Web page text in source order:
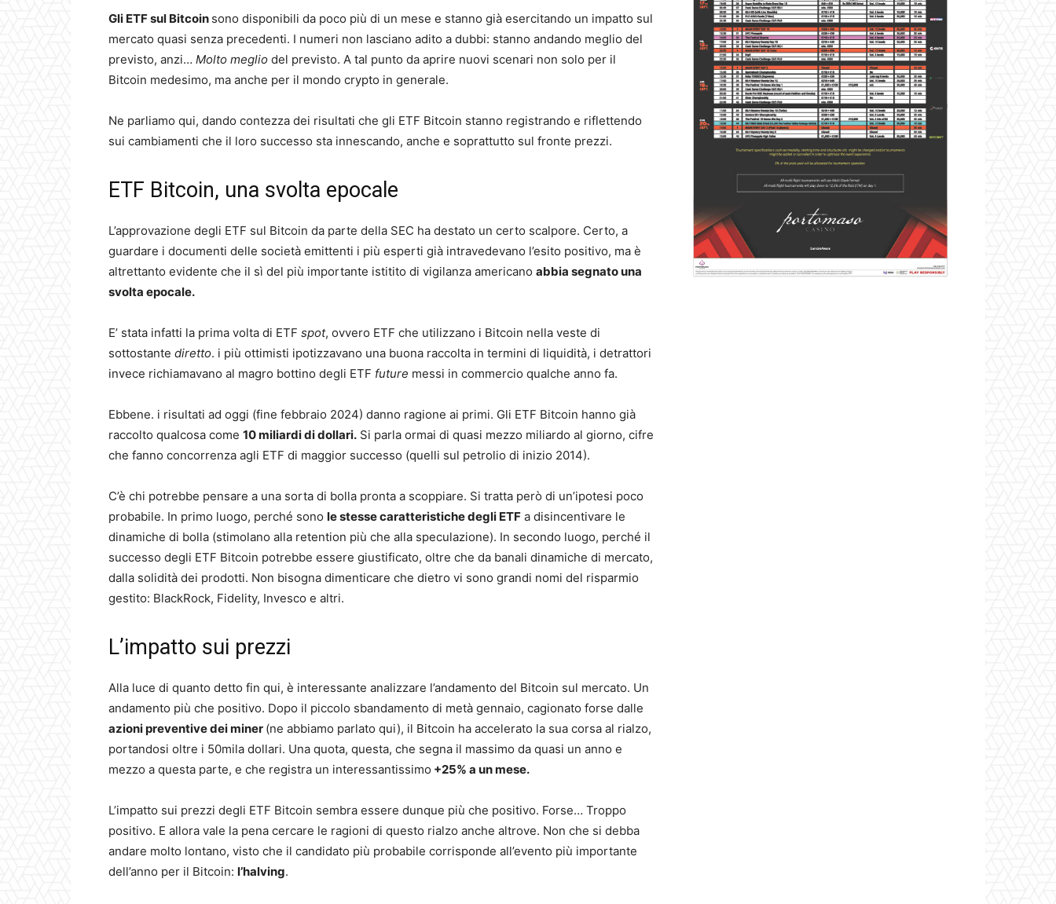
Gli ETF sul Bitcoin sono disponibili da poco più di un mese e stanno già esercitando un impatto sul
mercato quasi senza precedenti. I numeri non lasciano adito a dubbi: stanno andando meglio del
previsto, anzi… Molto meglio del previsto. A tal punto da aprire nuovi scenari non solo per il
Bitcoin medesimo, ma anche per il mondo crypto in generale.
Ne parliamo qui, dando contezza dei risultati che gli ETF Bitcoin stanno registrando e riflettendo
sui cambiamenti che il loro successo sta innescando, anche e soprattutto sul fronte prezzi.
ETF Bitcoin, una svolta epocale
L’approvazione degli ETF sul Bitcoin da parte della SEC ha destato un certo scalpore. Certo, a
guardare i documenti delle società emittenti i più esperti già intravedevano l’esito positivo, ma è
altrettanto evidente che il sì del più importante istitito di vigilanza americano abbia segnato una
svolta epocale.
E’ stata infatti la prima volta di ETF spot, ovvero ETF che utilizzano i Bitcoin nella veste di
sottostante diretto. i più ottimisti ipotizzavano una buona raccolta in termini di liquidità, i detrattori
invece richiamavano al magro bottino degli ETF future messi in commercio qualche anno fa.
Ebbene. i risultati ad oggi (fine febbraio 2024) danno ragione ai primi. Gli ETF Bitcoin hanno già
raccolto qualcosa come 10 miliardi di dollari. Si parla ormai di quasi mezzo miliardo al giorno, cifre
che fanno concorrenza agli ETF di maggior successo (quelli sul petrolio di inizio 2014).
C’è chi potrebbe pensare a una sorta di bolla pronta a scoppiare. Si tratta però di un’ipotesi poco
probabile. In primo luogo, perché sono le stesse caratteristiche degli ETF a disincentivare le
dinamiche di bolla (stimolano alla retention più che alla speculazione). In secondo luogo, perché il
successo degli ETF Bitcoin potrebbe essere giustificato, oltre che da banali dinamiche di mercato,
dalla solidità dei prodotti. Non bisogna dimenticare che dietro vi sono grandi nomi del risparmio
gestito: BlackRock, Fidelity, Invesco e altri.
L’impatto sui prezzi
Alla luce di quanto detto fin qui, è interessante analizzare l’andamento del Bitcoin sul mercato. Un
andamento più che positivo. Dopo il piccolo sbandamento di metà gennaio, cagionato forse dalle
azioni preventive dei miner (ne abbiamo parlato qui), il Bitcoin ha accelerato la sua corsa al rialzo,
portandosi oltre i 50mila dollari. Una quota, questa, che segna il massimo da quasi un anno e
mezzo a questa parte, e che registra un interessantissimo +25% a un mese.
L’impatto sui prezzi degli ETF Bitcoin sembra essere dunque più che positivo. Forse… Troppo
positivo. E allora vale la pena cercare le ragioni di questo rialzo anche altrove. Non che si debba
andare molto lontano, visto che il candidato più probabile corrisponde all’evento più importante
dell’anno per il Bitcoin: l’halving.